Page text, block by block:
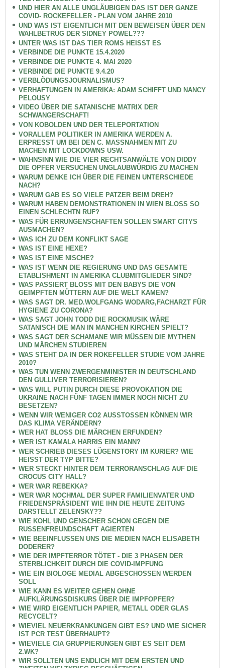
UND HIER AN ALLE UNGLÄUBIGEN DAS IST DER GANZE
COVID- ROCKEFELLER - PLAN VOM JAHRE 2010
UND WAS IST EIGENTLICH MIT DEN BEWEISEN ÜBER DEN
WAHLBETRUG DER SIDNEY POWEL???
UNTER WAS IST DAS TIER ROMS HEISST ES
VERBINDE DIE PUNKTE 15.4.2020
VERBINDE DIE PUNKTE 4. MAI 2020
VERBINDE DIE PUNKTE 9.4.20
VERBLÖDUNGSJOURNALISMUS?
VERHAFTUNGEN IN AMERIKA: ADAM SCHIFFT UND NANCY
PELOUSY
VIDEO ÜBER DIE SATANISCHE MATRIX DER
SCHWANGERSCHAFT!
VON KOBOLDEN UND DER TELEPORTATION
VORALLEM POLITIKER IN AMERIKA WERDEN A.
ERPRESST UM BEI DEN C. MASSNAHMEN MIT ZU
MACHEN MIT LOCKDOWNS USW.
WAHNSINN WIE DIE VIER RECHTSANWÄLTE VON DIDDY
DIE OPFER VERSUCHEN UNGLAUBWÜRDIG ZU MACHEN
WARUM DENKE ICH ÜBER DIE FEINEN UNTERSCHIEDE
NACH?
WARUM GAB ES SO VIELE PATZER BEIM DREH?
WARUM HABEN DEMONSTRATIONEN IN WIEN BLOSS SO
EINEN SCHLECHTN RUF?
WAS FÜR ERRUNGENSCHAFTEN SOLLEN SMART CITYS
AUSMACHEN?
WAS ICH ZU DEM KONFLIKT SAGE
WAS IST EINE HEXE?
WAS IST EINE NISCHE?
WAS IST WENN DIE REGIERUNG UND DAS GESAMTE
ETABLISHMENT IN AMERIKA CLUBMITGLIEDER SIND?
WAS PASSIERT BLOSS MIT DEN BABYS DIE VON
GEIMPFTEN MÜTTERN AUF DIE WELT KAMEN?
WAS SAGT DR. MED.WOLFGANG WODARG,FACHARZT FÜR
HYGIENE ZU CORONA?
WAS SAGT JOHN TODD DIE ROCKMUSIK WÄRE
SATANISCH DIE MAN IN MANCHEN KIRCHEN SPIELT?
WAS SAGT DER SCHAMANE WIR MÜSSEN DIE MYTHEN
UND MÄRCHEN STUDIEREN
WAS STEHT DA IN DER ROKEFELLER STUDIE VOM JAHRE
2010?
WAS TUN WENN ZWERGENMINISTER IN DEUTSCHLAND
DEN GULLIVER TERRORISIEREN?
WAS WILL PUTIN DURCH DIESE PROVOKATION DIE
UKRAINE NACH FÜNF TAGEN IMMER NOCH NICHT ZU
BESETZEN?
WENN WIR WENIGER CO2 AUSSTOSSEN KÖNNEN WIR
DAS KLIMA VERÄNDERN?
WER HAT BLOSS DIE MÄRCHEN ERFUNDEN?
WER IST KAMALA HARRIS EIN MANN?
WER SCHRIEB DIESES LÜGENSTORY IM KURIER? WIE
HEISST DER TYP BITTE?
WER STECKT HINTER DEM TERRORANSCHLAG AUF DIE
CROCUS CITY HALL?
WER WAR REBEKKA?
WER WAR NOCHMAL DER SUPER FAMILIENVATER UND
FRIEDENSPRÄSIDENT WIE IHN DIE HEUTE ZEITUNG
DARSTELLT ZELENSKY??
WIE KOHL UND GENSCHER SCHON GEGEN DIE
RUSSENFREUNDSCHAFT AGIERTEN
WIE BEEINFLUSSEN UNS DIE MEDIEN NACH ELISABETH
DODERER?
WIE DER IMPFTERROR TÖTET - DIE 3 PHASEN DER
STERBLICHKEIT DURCH DIE COVID-IMPFUNG
WIE EIN BIOLOGE MEDIAL ABGESCHOSSEN WERDEN
SOLL
WIE KANN ES WEITER GEHEN OHNE
AUFKLÄRUNGSDISKURS ÜBER DIE IMPFOPFER?
WIE WIRD EIGENTLICH PAPIER, METALL ODER GLAS
RECYCELT?
WIEVIEL NEUERKRANKUNGEN GIBT ES? UND WIE SICHER
IST PCR TEST ÜBERHAUPT?
WIEVIELE CIA GRUPPIERUNGEN GIBT ES SEIT DEM
2.WK?
WIR SOLLTEN UNS ENDLICH MIT DEM ERSTEN UND